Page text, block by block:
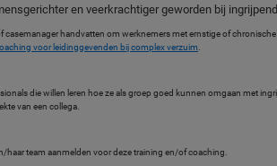
en veerkrachtiger geworden bij
casemanager handvatten om werknemers met ernstige of
voor leidinggevenden bij complex verzuim
die willen leren hoe ze als groep goed kunnen omgaan met
van een collega.
haar team aanmelden voor deze training en/of coaching.